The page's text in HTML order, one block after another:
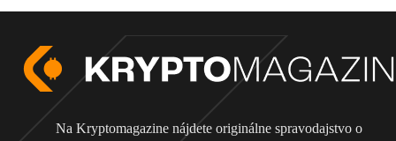
Na Kryptomagazine nájdete originálne spravodajstvo o